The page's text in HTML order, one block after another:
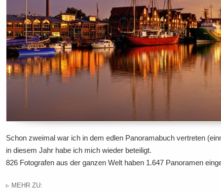
Schon zweimal war ich in dem edlen Panoramabuch vertreten
in diesem Jahr habe ich mich wieder beteiligt.
826 Fotografen aus der ganzen Welt haben 1.647 Panoramen
▹ MEHR ZU: